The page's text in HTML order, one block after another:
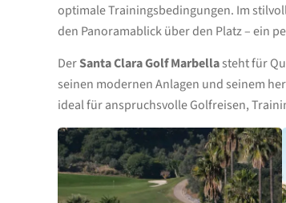
optimale Trainingsbedingungen. Im
den Panoramablick über den Platz – ein
DerSanta Clara Golf Marbellasteht für
seinen modernen Anlagen und seinem
ideal für anspruchsvolle Golfreisen,